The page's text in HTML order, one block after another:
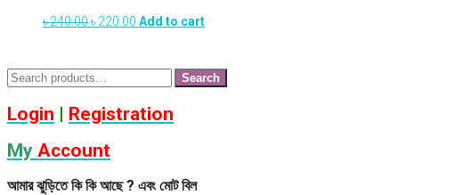
৳240.00Original
৳ 220.00 Current
Add to cart
Search
for:
Search
Login | Registration
My Account
আমার ঝুড়িতে কি কি আছে ? এবং মোট বিল